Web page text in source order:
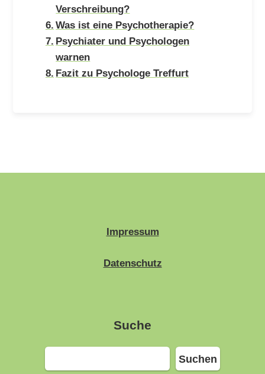
Verschreibung?
Was ist eine Psychotherapie?
Psychiater und Psychologen
warnen
Fazit zu Psychologe Treffurt
Impressum
Datenschutz
Suche
Suchen
Suchen